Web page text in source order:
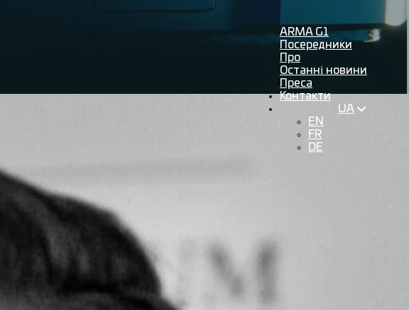
ARMA G1
Посередники
Про
Останні новини
Преса
Контакти
UA
EN
FR
DE